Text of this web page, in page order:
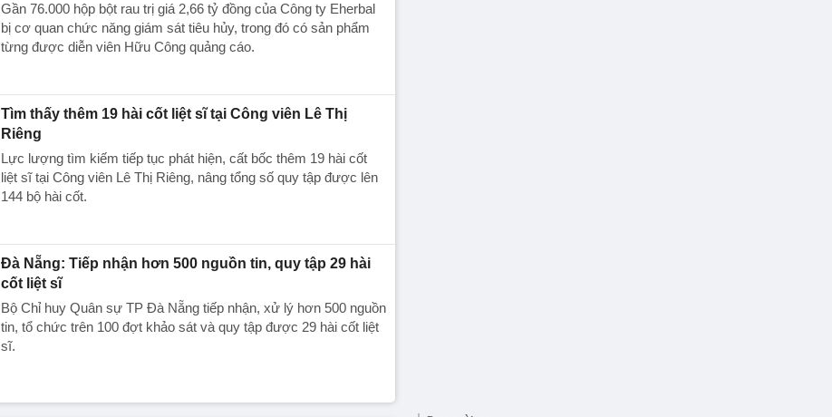
Gần 76.000 hộp bột rau trị giá 2,66 tỷ đồng của Công ty Eherbal
bị cơ quan chức năng giám sát tiêu hủy, trong đó có sản phẩm
từng được diễn viên Hữu Công quảng cáo.
Tìm thấy thêm 19 hài cốt liệt sĩ tại Công viên Lê Thị
Riêng
Lực lượng tìm kiếm tiếp tục phát hiện, cất bốc thêm 19 hài cốt
liệt sĩ tại Công viên Lê Thị Riêng, nâng tổng số quy tập được lên
144 bộ hài cốt.
Đà Nẵng: Tiếp nhận hơn 500 nguồn tin, quy tập 29 hài
cốt liệt sĩ
Bộ Chỉ huy Quân sự TP Đà Nẵng tiếp nhận, xử lý hơn 500 nguồn
tin, tổ chức trên 100 đợt khảo sát và quy tập được 29 hài cốt liệt
sĩ.